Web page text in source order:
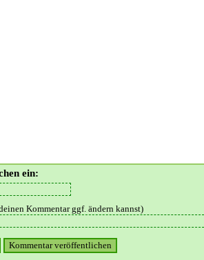
ein:
Kommentar ggf. ändern kannst)